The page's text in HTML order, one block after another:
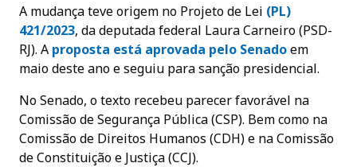
A mudança teve origem no Projeto de Lei (PL)
421/2023, da deputada federal Laura Carneiro (PSD-
RJ). A proposta está aprovada pelo Senadoem
maio deste ano e seguiu para sanção presidencial.
No Senado, o texto recebeu parecer favorável na
Comissão de Segurança Pública (CSP). Bem como na
Comissão de Direitos Humanos (CDH) e na Comissão
de Constituição e Justiça (CCJ).